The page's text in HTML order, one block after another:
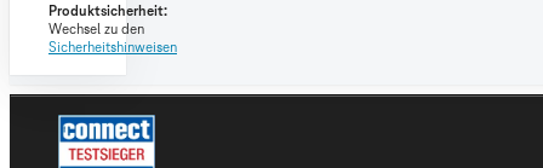
Produktsicherheit:
Wechsel zu den
Sicherheitshinweisen